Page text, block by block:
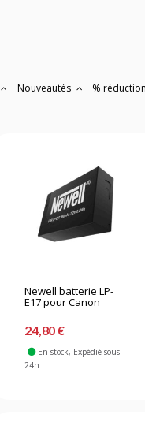
Nouveautés % réduction
Newell batterie LP-
E17 pour Canon
24,80 €
En stock, Expédié sous
24h